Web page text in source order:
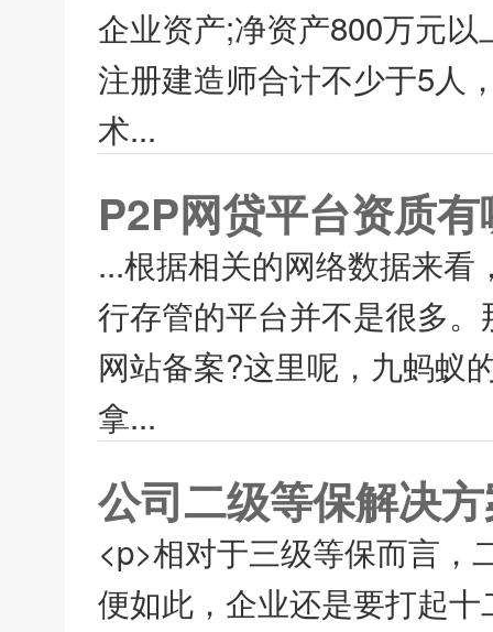
企业资产;净资产800万元
注册建造师合计不少于5人
术...
P2P网贷平台资质
...根据相关的网络数据来
行存管的平台并不是很多
网站备案?这里呢，九蚂蚁
拿...
公司二级等保解决
<p>相对于三级等保而言，
便如此，企业还是要打起